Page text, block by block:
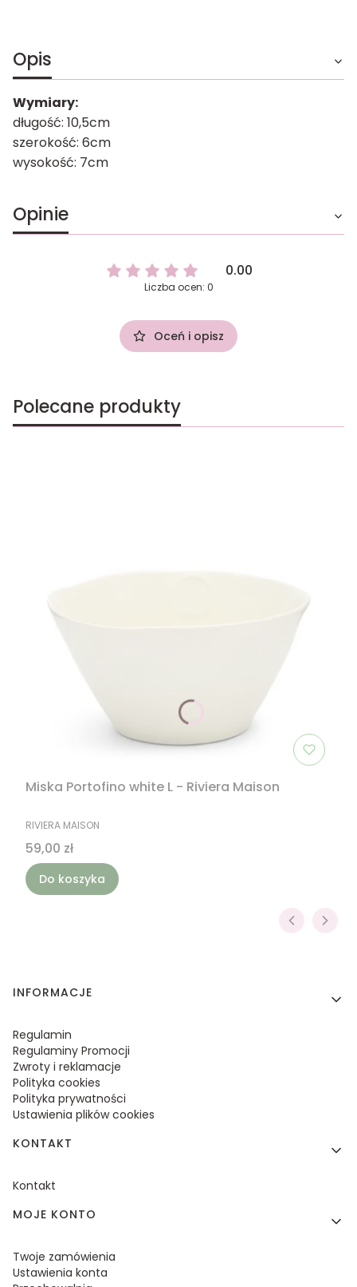
Opis
Wymiary:
długość: 10,5cm
szerokość: 6cm
wysokość: 7cm
Opinie
0.00
Liczba ocen: 0
Oceń i opisz
Polecane produkty
Miska Portofino white L - Riviera Maison
PRODUCENT
RIVIERA MAISON
Cena
59,00 zł
Do koszyka
Linki w stopce
INFORMACJE
Regulamin
Regulaminy Promocji
Zwroty i reklamacje
Polityka cookies
Polityka prywatności
Ustawienia plików cookies
KONTAKT
Kontakt
MOJE KONTO
Twoje zamówienia
Ustawienia konta